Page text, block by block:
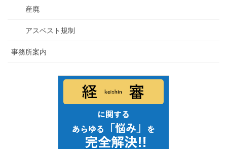
産廃
アスベスト規制
事務所案内